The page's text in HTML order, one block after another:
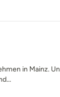
Sternen
in Mainz.